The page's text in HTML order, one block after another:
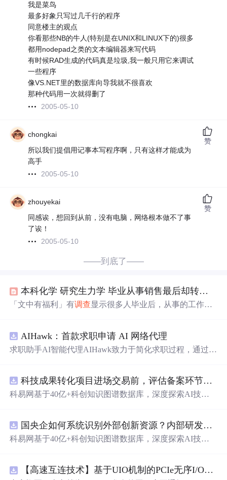
我是菜鸟
最多好象只写过几千行的程序
同意楼主的观点
你看那些NB的牛人(特别是在UNIX和LINUX下的)很多
都用nodepad之类的文本编辑器来写代码
有时候RAD生成的代码真是垃圾,我一般只用它来调试
一些程序
像VS.NET里的数据库向导我就不很喜欢
那种代码用一次就得删了
2005-05-10
chongkai
所以我们提倡用记事本写程序啊，只有这样才能成为
高手
2005-05-10
赞
zhouyekai
同感诶，想回到从前，没有电脑，网络根本做不了事
了诶！
2005-05-10
赞
——到底了——
本科化学 研究生力学 毕业从事销售最后却转行算法
「文中有福利」有调查显示很多人毕业后，从事的工作并
科天坑的专业能否在互联网行业找到好的...
AIHawk：首款求职申请 AI 网络代理
求职助手AI智能代理AIHawk致力于简化求职过程，通过自
科技成果转化项目进场交易前，评估备案环节需要准备哪些材料？.docx
科易网基于40亿+科创知识图谱数据库，深度探索AI技术
新领域的AI+数智化解决方案，推动科技创新与产业创新
智能化发展。
国央企如何系统识别外部创新资源？内部研发体系完善，但对外部高校、中小科技企业技术
科易网基于40亿+科创知识图谱数据库，深度探索AI技术
新领域的AI+数智化解决方案，推动科技创新与产业创新【高速互连技术】基于UIO机制的PCIe无序I/O扩展：多路径架构下内存请求的高性能传输与排序控制方案设计